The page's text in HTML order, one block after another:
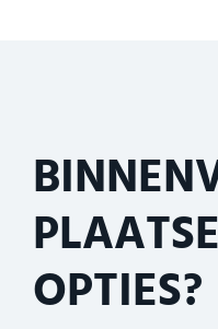
OPTIES?